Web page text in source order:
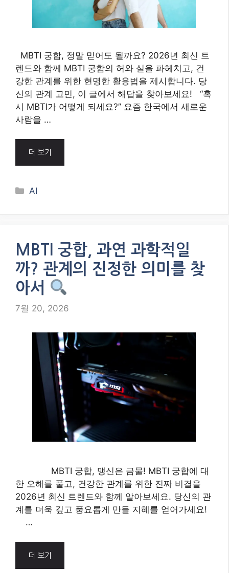
MBTI 궁합, 정말 믿어도 될까요? 2026년 최신 트
렌드와 함께 MBTI 궁합의 허와 실을 파헤치고, 건
강한 관계를 위한 현명한 활용법을 제시합니다. 당
신의 관계 고민, 이 글에서 해답을 찾아보세요! “혹
시 MBTI가 어떻게 되세요?” 요즘 한국에서 새로운
사람을 …
더 보기
Categories
AI
MBTI 궁합, 과연 과학적일
까? 관계의 진정한 의미를 찾
아서
7월 20, 2026